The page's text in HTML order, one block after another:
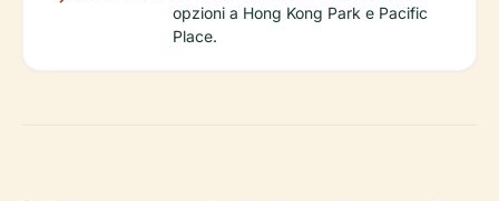
opzioni a Hong Kong Park e Pacific
Place.